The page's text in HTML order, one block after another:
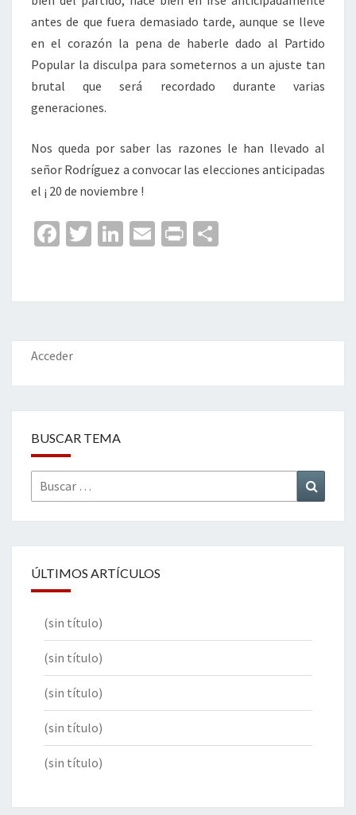
antes de que fuera demasiado tarde, aunque se lleve
en el corazón la pena de haberle dado al Partido
Popular la disculpa para someternos a un ajuste tan
brutal que será recordado durante varias
generaciones.
Nos queda por saber las razones le han llevado al
señor Rodríguez a convocar las elecciones anticipadas
el ¡ 20 de noviembre !
Fa
o
o
k
T
er
Li
dI
n
E
l
Pr
p
ar
Acceder
BUSCAR TEMA
Buscar
por:
ÚLTIMOS ARTÍCULOS
(sin título)
(sin título)
(sin título)
(sin título)
(sin título)